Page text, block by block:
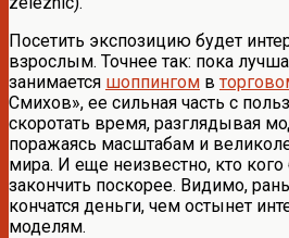
Посетить экспозицию будет
взрослым. Точнее так: пока
занимается шоппингом в
Смихов», ее сильная часть с
скоротать время, разглядывая
поражаясь масштабам и
мира. И еще неизвестно, кто кого
закончить поскорее. Видимо,
кончатся деньги, чем остынет
моделям.